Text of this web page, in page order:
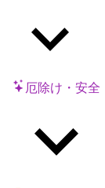
厄除け・安全